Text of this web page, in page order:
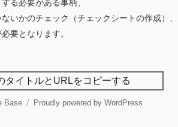
る必要がある事柄、
いかのチェック（チェックシートの作成）、
要となります。
タイトルとURLをコピーする
Base Proudly powered by WordPress